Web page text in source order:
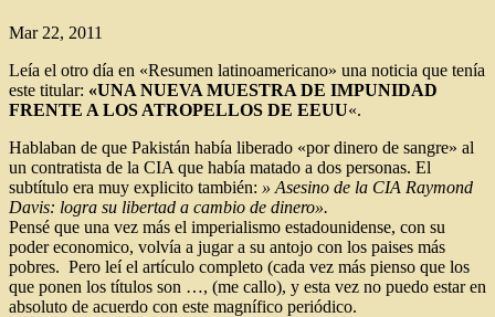
Mar 22, 2011
Leía el otro día en «Resumen latinoamericano» una noticia que tenía
este titular: «UNA NUEVA MUESTRA DE IMPUNIDAD
FRENTE A LOS ATROPELLOS DE EEUU«.
Hablaban de que Pakistán había liberado «por dinero de sangre» al
un contratista de la CIA que había matado a dos personas. El
subtítulo era muy explicito también: » Asesino de la CIA Raymond
Davis: logra su libertad a cambio de dinero».
Pensé que una vez más el imperialismo estadounidense, con su
poder economico, volvía a jugar a su antojo con los paises más
pobres. Pero leí el artículo completo (cada vez más pienso que los
que ponen los títulos son …, (me callo), y esta vez no puedo estar en
absoluto de acuerdo con este magnífico periódico.